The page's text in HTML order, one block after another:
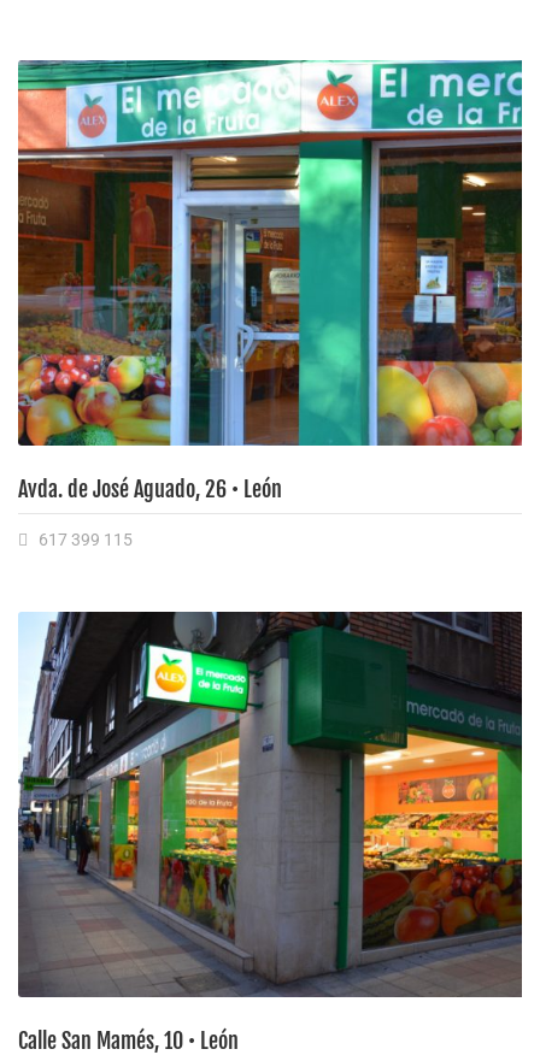
Avda. de José Aguado, 26 • León
617 399 115
Calle San Mamés, 10 • León